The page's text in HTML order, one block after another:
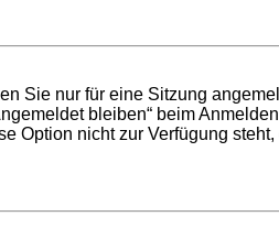
Sie nur für eine Sitzung
bleiben“ beim
Option nicht zur Verfügung